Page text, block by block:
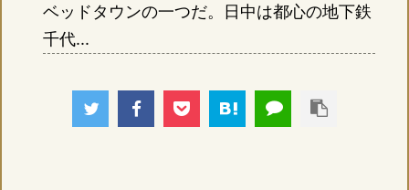
ベッドタウンの一つだ。日中は都心の地下鉄
千代...